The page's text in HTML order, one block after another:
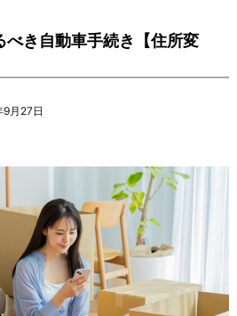
べき自動車手続き【住所変
月27日